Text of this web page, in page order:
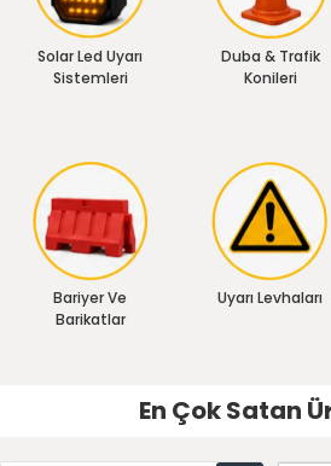
Solar Led Uyarı
Sistemleri
Duba & Trafik
Konileri
Bariyer Ve
Barikatlar
Uyarı Levhaları
En Çok Satan